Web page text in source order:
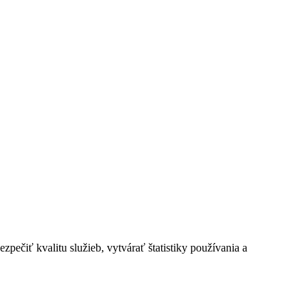
kvalitu služieb, vytvárať štatistiky používania a